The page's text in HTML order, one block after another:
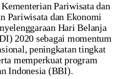
Pariwisata dan
Pariwisata dan Ekonomi
Hari Belanja
2020 sebagai momentum
peningkatan tingkat
memperkuat program
Indonesia (BBI).